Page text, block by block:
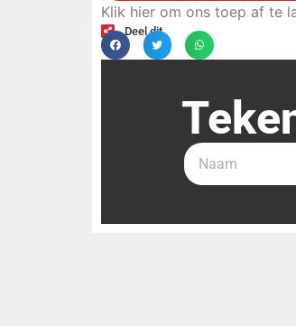
Klik hier om ons toep af te
Deel dit